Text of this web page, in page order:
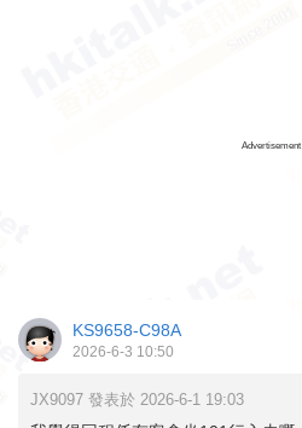
Advertisement
KS9658-C98A
2026-6-3 10:50
JX9097 發表於 2026-6-1 19:03